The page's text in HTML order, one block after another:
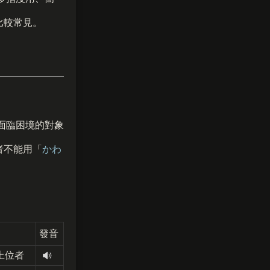
常見。
臨困境的對象
能用「 かわ
發音
位者